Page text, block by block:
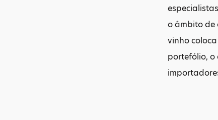
o âmbito de
vinho
portefólio, o